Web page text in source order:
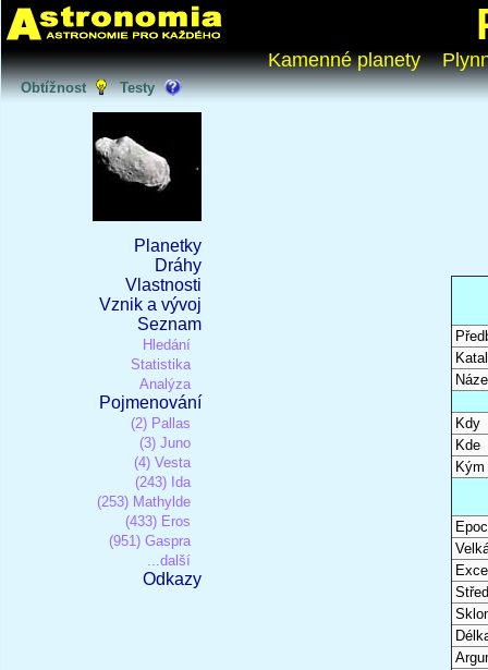
Kamenné planety
Obtížnost Testy
Planetky
Dráhy
Vlastnosti
Vznik a vývoj
Seznam
Hledání
Statistika
Analýza
Pojmenování
(2) Pallas
(3) Juno
(4) Vesta
(243) Ida
(253) Mathylde
(433) Eros
(951) Gaspra
...další
Odkazy
Kdy
Kde
Kým